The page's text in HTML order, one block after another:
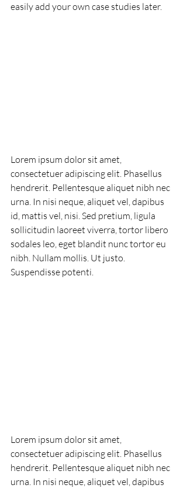
easily add your own case studies later.
Lorem ipsum dolor sit amet,
consectetuer adipiscing elit. Phasellus
hendrerit. Pellentesque aliquet nibh nec
urna. In nisi neque, aliquet vel, dapibus
id, mattis vel, nisi. Sed pretium, ligula
sollicitudin laoreet viverra, tortor libero
sodales leo, eget blandit nunc tortor eu
nibh. Nullam mollis. Ut justo.
Suspendisse potenti.
Lorem ipsum dolor sit amet,
consectetuer adipiscing elit. Phasellus
hendrerit. Pellentesque aliquet nibh nec
urna. In nisi neque, aliquet vel, dapibus